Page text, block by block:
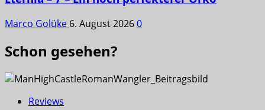
Marco Golüke 6. August 20260
Schon gesehen?
Reviews